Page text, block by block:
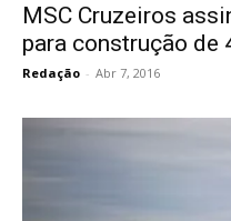
MSC Cruzeiros
para construção de
Redação - Abr 7, 2016